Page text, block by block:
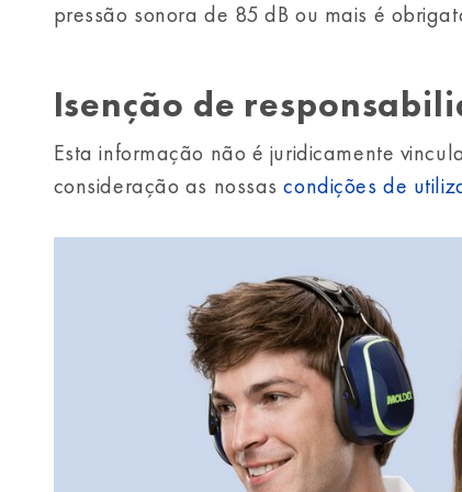
pressão sonora de 85 dB ou mais é
Isenção de
Esta informação não é juridicamente
consideração as nossascondições de